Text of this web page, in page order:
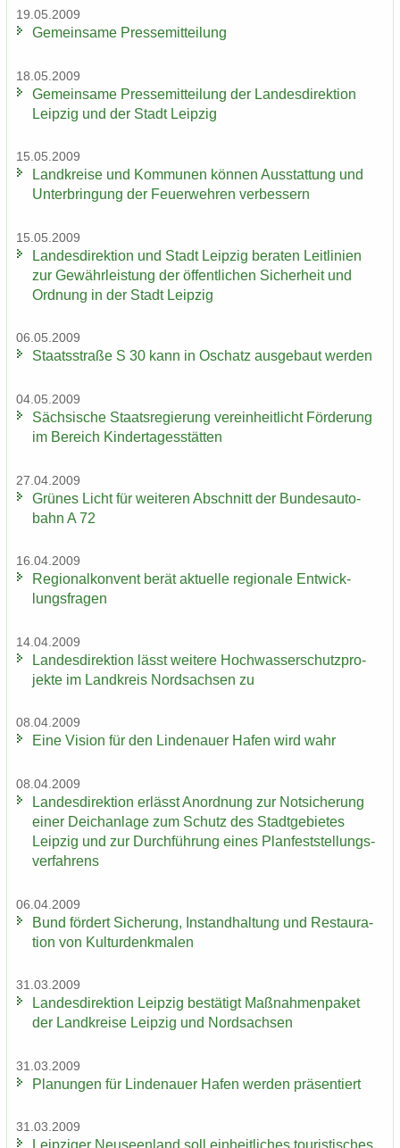
19.05.2009
Ge­mein­sa­me Pres­se­mit­tei­lung
18.05.2009
Ge­mein­sa­me Pres­se­mit­tei­lung der Lan­des­di­rek­ti­on
Leip­zig und der Stadt Leip­zig
15.05.2009
Land­krei­se und Kom­mu­nen kön­nen Aus­stat­tung und
Un­ter­brin­gung der Feu­er­weh­ren ver­bes­sern
15.05.2009
Lan­des­di­rek­ti­on und Stadt Leip­zig be­ra­ten Leit­li­ni­en
zur Ge­währ­leis­tung der öf­fent­li­chen Si­cher­heit und
Ord­nung in der Stadt Leip­zig
06.05.2009
Staats­stra­ße S 30 kann in Oschatz aus­ge­baut wer­den
04.05.2009
Säch­si­sche Staats­re­gie­rung ver­ein­heit­licht För­de­rung
im Be­reich Kin­der­ta­ges­stät­ten
27.04.2009
Grü­nes Licht für wei­te­ren Ab­schnitt der Bun­des­au­to­
bahn A 72
16.04.2009
Re­gio­nal­kon­vent berät ak­tu­el­le re­gio­na­le Ent­wick­
lungs­fra­gen
14.04.2009
Lan­des­di­rek­ti­on lässt wei­te­re Hoch­was­ser­schutz­pro­
jek­te im Land­kreis Nord­sach­sen zu
08.04.2009
Eine Vi­si­on für den Lin­de­nau­er Hafen wird wahr
08.04.2009
Lan­des­di­rek­ti­on er­lässt An­ord­nung zur Not­si­che­rung
einer Deich­an­la­ge zum Schutz des Stadt­ge­bie­tes
Leip­zig und zur Durch­füh­rung eines Plan­fest­stel­lungs­
ver­fah­rens
06.04.2009
Bund för­dert Si­che­rung, In­stand­hal­tung und Re­stau­ra­
ti­on von Kul­tur­denk­ma­len
31.03.2009
Lan­des­di­rek­ti­on Leip­zig be­stä­tigt Maß­nah­men­pa­ket
der Land­krei­se Leip­zig und Nord­sach­sen
31.03.2009
Pla­nun­gen für Lin­de­nau­er Hafen wer­den prä­sen­tiert
31.03.2009